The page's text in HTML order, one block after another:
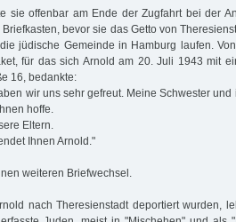
sie offenbar am Ende der Zugfahrt bei der
bevor sie das Getto von
jüdische Gemeinde in Hamburg laufen.
für das sich Arnold am 20. Juli 1943 mit
16, bedankte:
wir uns sehr gefreut. Meine Schwester
hoffe.
Eltern.
Ihnen Arnold."
weiteren Briefwechsel.
nach Theresienstadt deportiert wurden,